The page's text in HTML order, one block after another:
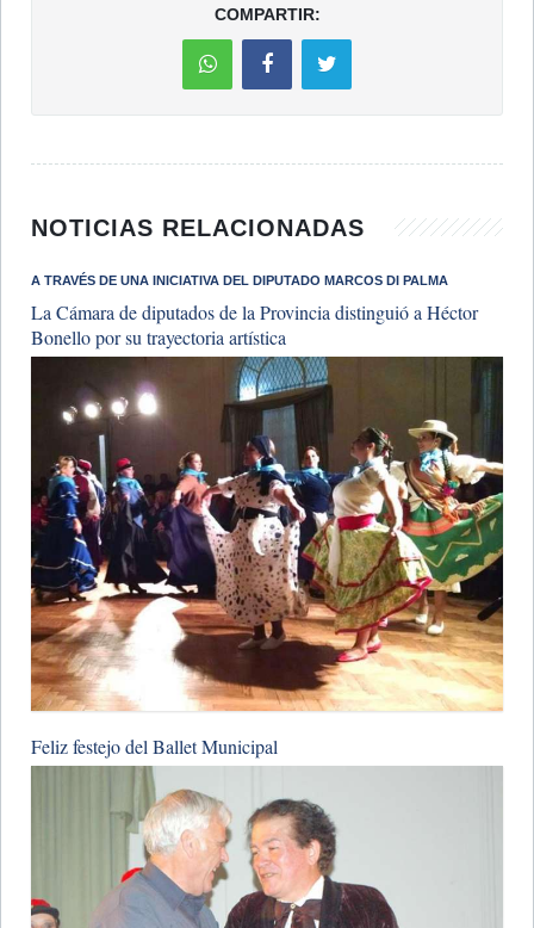
COMPARTIR:
NOTICIAS RELACIONADAS
​A TRAVÉS DE UNA INICIATIVA DEL DIPUTADO MARCOS DI PALMA
La Cámara de diputados de la Provincia distinguió a Héctor
Bonello por su trayectoria artística
Feliz festejo del Ballet Municipal